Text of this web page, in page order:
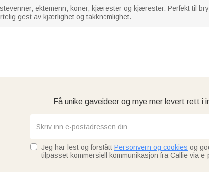
ektemenn, koner, kjærester og kjærester. Perfekt til
gest av kjærlighet og takknemlighet.
Få unike gaveideer og mye mer levert rett i
Jeg har lest og forstått Personvern og cookies og
tilpasset kommersiell kommunikasjon fra Callie via e-